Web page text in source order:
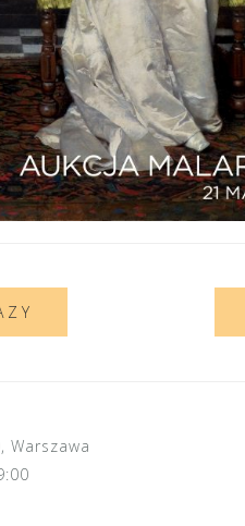
Warszawa